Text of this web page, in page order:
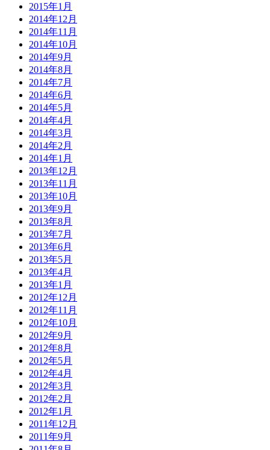
2015年1月
2014年12月
2014年11月
2014年10月
2014年9月
2014年8月
2014年7月
2014年6月
2014年5月
2014年4月
2014年3月
2014年2月
2014年1月
2013年12月
2013年11月
2013年10月
2013年9月
2013年8月
2013年7月
2013年6月
2013年5月
2013年4月
2013年1月
2012年12月
2012年11月
2012年10月
2012年9月
2012年8月
2012年5月
2012年4月
2012年3月
2012年2月
2012年1月
2011年12月
2011年9月